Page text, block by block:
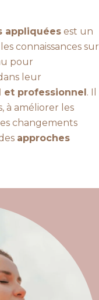
appliquéesest un
connaissances sur
pour
leur
et professionnel. Il
à améliorer les
changements
approches